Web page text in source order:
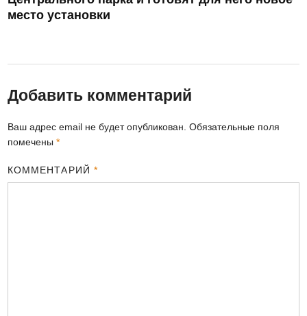
место установки
Добавить комментарий
Ваш адрес email не будет опубликован. Обязательные поля
помечены*
КОММЕНТАРИЙ *